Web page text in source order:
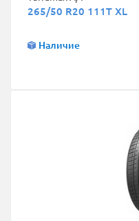
265/50 R20 111T XL
Наличие